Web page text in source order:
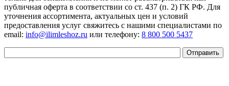
публичная оферта в соответствии со ст. 437 (п. 2) ГК РФ. Для
уточнения ассортимента, актуальных цен и условий
предоставления услуг свяжитесь с нашими специалистами по
email: info@ilimleshoz.ru или телефону: 8 800 500 5437